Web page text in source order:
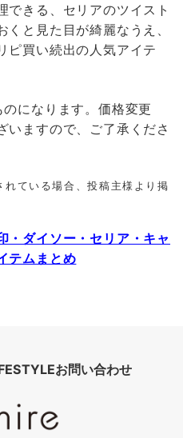
できる、セリアのツイスト
と見た目が綺麗なうえ、
ピ買い続出の人気アイテ
になります。価格変更
いますので、ご了承くださ
ている場合、投稿主様より掲
・ダイソー・セリア・キャ
テムまとめ
お問い合わせ